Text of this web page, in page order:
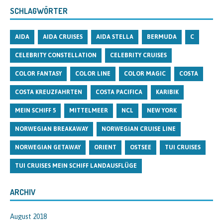
SCHLAGWÖRTER
AIDA AIDA CRUISES AIDA STELLA BERMUDA C
CELEBRITY CONSTELLATION CELEBRITY CRUISES
COLOR FANTASY COLOR LINE COLOR MAGIC COSTA
COSTA KREUZFAHRTEN COSTA PACIFICA KARIBIK
MEIN SCHIFF 5 MITTELMEER NCL NEW YORK
NORWEGIAN BREAKAWAY NORWEGIAN CRUISE LINE
NORWEGIAN GETAWAY ORIENT OSTSEE TUI CRUISES
TUI CRUISES MEIN SCHIFF LANDAUSFLÜGE
ARCHIV
August 2018